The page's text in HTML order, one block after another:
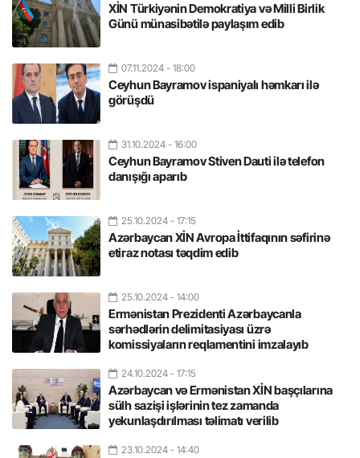
XİN Türkiyənin Demokratiya və Milli Birlik
Günü münasibətilə paylaşım edib
07.11.2024 - 18:00
Ceyhun Bayramov ispaniyalı həmkarı ilə
görüşdü
31.10.2024 - 16:00
Ceyhun Bayramov Stiven Dauti ilə telefon
danışığı aparıb
25.10.2024 - 17:15
Azərbaycan XİN Avropa İttifaqının səfirinə
etiraz notası təqdim edib
25.10.2024 - 14:00
Ermənistan Prezidenti Azərbaycanla
sərhədlərin delimitasiyası üzrə
komissiyaların reqlamentini imzalayıb
24.10.2024 - 17:15
Azərbaycan və Ermənistan XİN başçılarına
sülh sazişi işlərinin tez zamanda
yekunlaşdırılması təlimatı verilib
23.10.2024 - 14:40